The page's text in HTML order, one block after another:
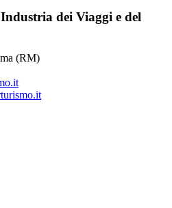
dei Viaggi e del
(RM)